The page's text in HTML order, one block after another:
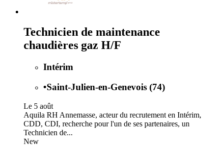
Technicien de maintenance
chaudières gaz H/F
Intérim
•Saint-Julien-en-Genevois (74)
Le 5 août
Aquila RH Annemasse, acteur du recrutement en Intérim,
CDD, CDI, recherche pour l'un de ses partenaires, un
Technicien de...
New